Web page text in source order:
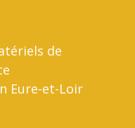
de
Eure-et-Loir